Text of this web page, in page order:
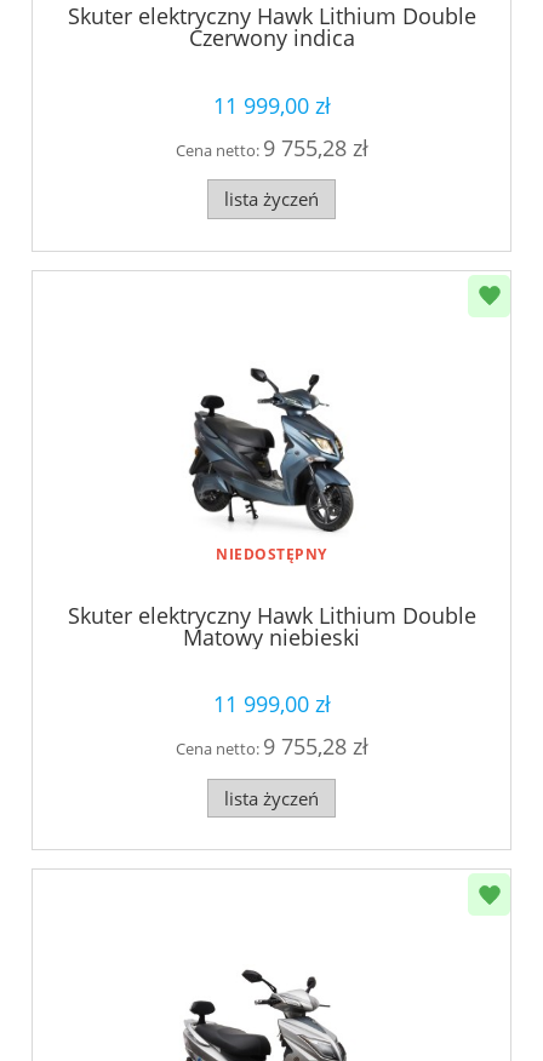
Skuter elektryczny Hawk Lithium Double
Czerwony indica
11 999,00 zł
Cena netto: 9 755,28 zł
lista życzeń
NIEDOSTĘPNY
Skuter elektryczny Hawk Lithium Double
Matowy niebieski
11 999,00 zł
Cena netto: 9 755,28 zł
lista życzeń